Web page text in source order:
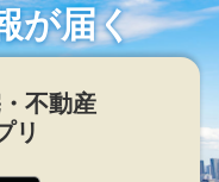
が届く
不動産
リ